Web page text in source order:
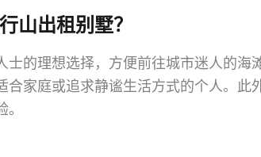
山出租别墅？
士的理想选择，方便前往城市迷人的海
合家庭或追求静谧生活方式的个人。此